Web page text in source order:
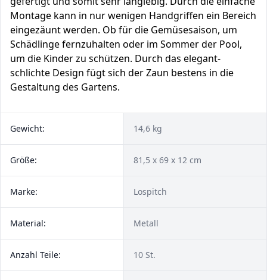
Montage kann in nur wenigen Handgriffen ein Bereich
eingezäunt werden. Ob für die Gemüsesaison, um
Schädlinge fernzuhalten oder im Sommer der Pool,
um die Kinder zu schützen. Durch das elegant-
schlichte Design fügt sich der Zaun bestens in die
Gestaltung des Gartens.
Gewicht: 14,6 kg
Größe: 81,5 x 69 x 12 cm
Marke: Lospitch
Material: Metall
Anzahl Teile: 10 St.